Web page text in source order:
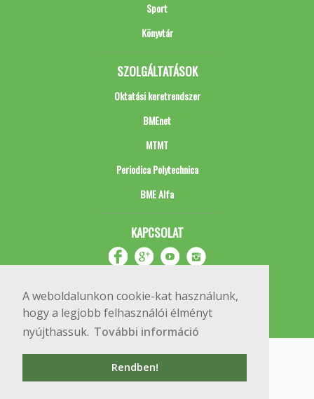
A weboldalunkon cookie-kat használunk,
hogy a legjobb felhasználói élményt
nyújthassuk. További információ
Rendben!
Sport
Könyvtár
SZOLGÁLTATÁSOK
Oktatási keretrendszer
BMEnet
MTMT
Periodica Polytechnica
BME Alfa
KAPCSOLAT
Copyright © 2020 BME Építőmérnöki Kar
1111 Budapest, Műegyetem rkp. 3.